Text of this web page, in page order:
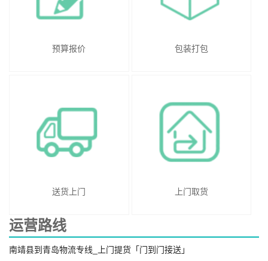
预算报价 包装打包
送货上门 上门取货
运营路线
南靖县到青岛物流专线_上门提货「门到门接送」